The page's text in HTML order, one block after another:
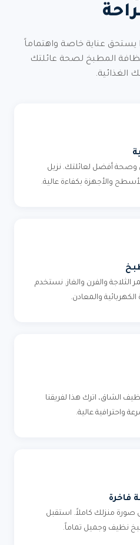
يستحق عناية خاصة واهتماماً
المطبخ لصحة عائلتك
الغذائية.
أفضل لعائلتك. نزيل
والأجهزة بكفاءة عالية.
والفرن والغاز. نستخدم
والمعادن.
الشاق، اترك هذا لفريقنا
واحترافية عالية.
فاخرة
منزلك كاملاً. استقبل
نظيف وجميل تماماً.